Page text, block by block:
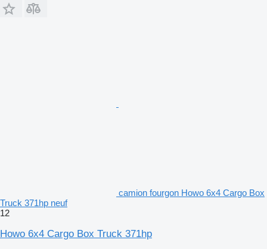
camion fourgon Howo 6x4 Cargo Box
Truck 371hp neuf
12
Howo 6x4 Cargo Box Truck 371hp